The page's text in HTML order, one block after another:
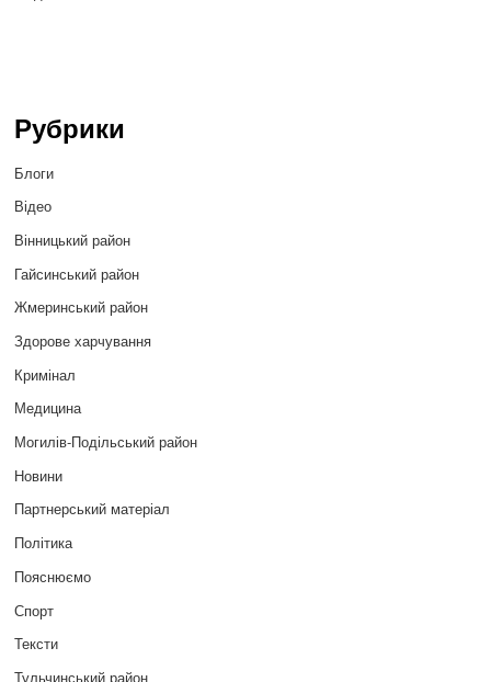
Рубрики
Блоги
Відео
Вінницький район
Гайсинський район
Жмеринський район
Здорове харчування
Кримінал
Медицина
Могилів-Подільський район
Новини
Партнерський матеріал
Політика
Пояснюємо
Спорт
Тексти
Тульчинський район